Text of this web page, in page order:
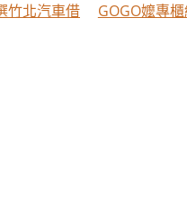
竹北汽車借
GOGO嬤專